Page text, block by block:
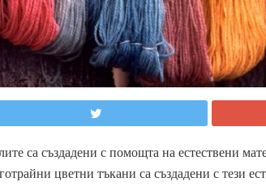
са създадени с помощта на естествени
цветни тъкани са създадени с тези